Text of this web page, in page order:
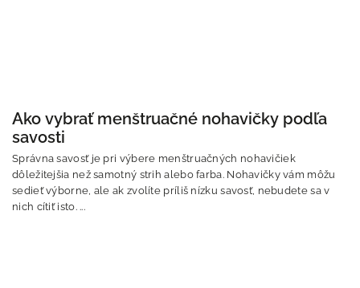
Ako vybrať menštruačné nohavičky podľa
savosti
Správna savosť je pri výbere menštruačných nohavičiek
dôležitejšia než samotný strih alebo farba. Nohavičky vám môžu
sedieť výborne, ale ak zvolíte príliš nízku savosť, nebudete sa v
nich cítiť isto. ...